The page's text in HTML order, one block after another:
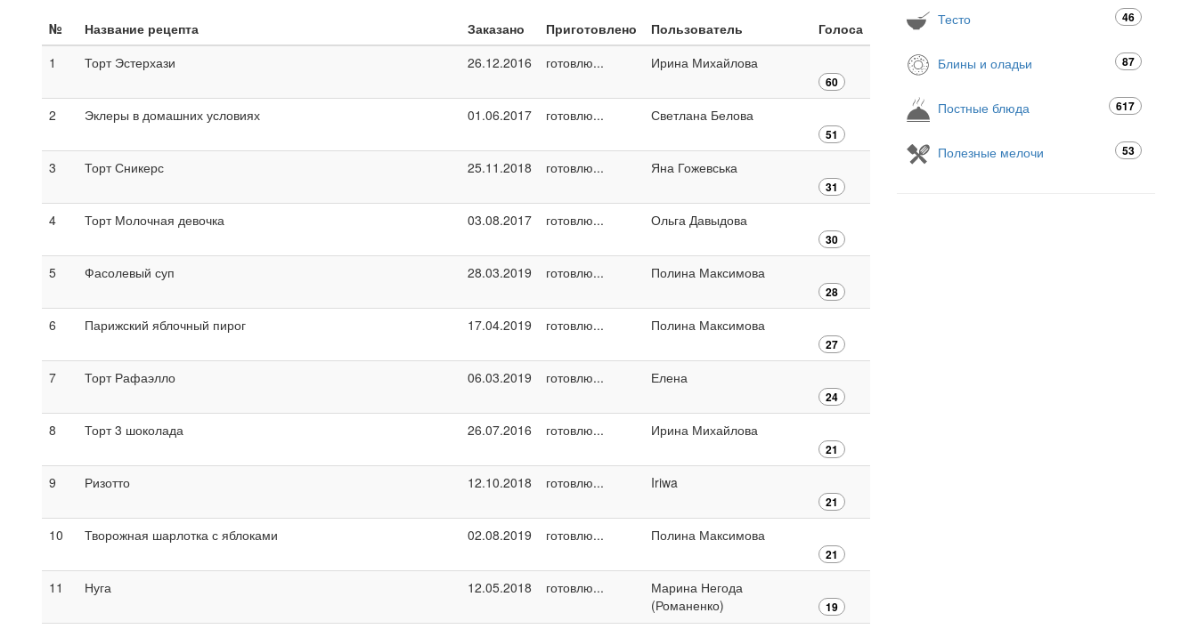
№ Название рецепта Заказано Приготовлено Пользователь
Голоса
1
Торт Эстерхази 26.12.2016 готовлю... Ирина Михайлова
60
2 Эклеры в домашних условиях 01.06.2017 готовлю... Светлана Белова
51
3 Торт Сникерс 25.11.2018 готовлю... Яна Гожевська
31
4 Торт Молочная девочка 03.08.2017 готовлю... Ольга Давыдова
30
5 Фасолевый суп 28.03.2019 готовлю... Полина Максимова
28
6 Парижский яблочный пирог 17.04.2019 готовлю... Полина Максимова
27
7 Торт Рафаэлло 06.03.2019 готовлю... Елена
24
8 Торт 3 шоколада 26.07.2016 готовлю... Ирина Михайлова
21
9 Ризотто 12.10.2018 готовлю... Iriwa
21
10 Творожная шарлотка с яблоками 02.08.2019 готовлю... Полина Максимова
21
11 Нуга 12.05.2018 готовлю...
Марина Негода
(Романенко)
19
Тесто 46
Блины и оладьи 87
Постные блюда 617
Полезные мелочи 53